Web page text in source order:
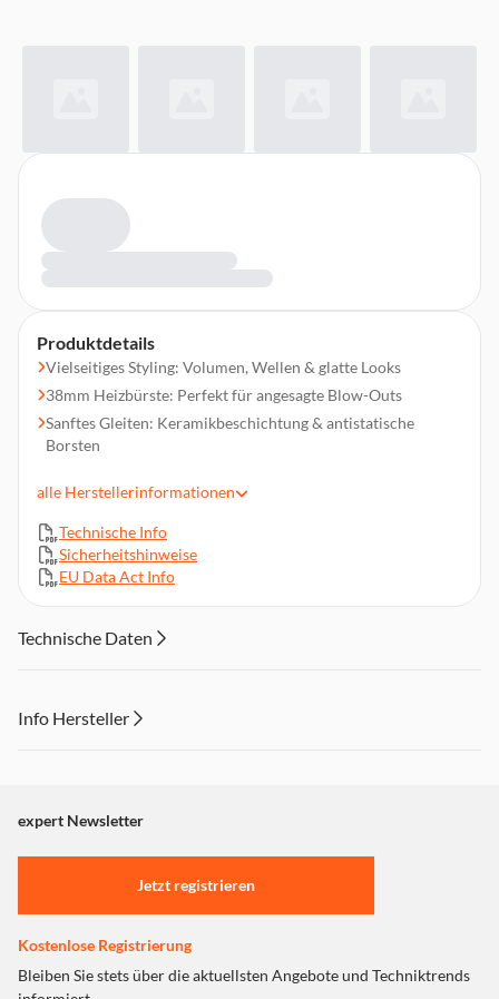
Produktdetails
Vielseitiges Styling: Volumen, Wellen & glatte Looks
38mm Heizbürste: Perfekt für angesagte Blow-Outs
Sanftes Gleiten: Keramikbeschichtung & antistatische
Borsten
Ionen-Technologie: Glattes, glänzendes Haar ohne Frizz
Komfort & Sicherheit: Isolierte Spitze für müheloses Styling
2,5m langes Drehkabel
Abschaltautomatik nach 20 Minuten, Sperrfunktion mit
automatischer Verriegelung nach 2 Sekunden
Digitales Display, Mehrfachspannung
alle Herstellerinformationen
Technische Info
Sicherheitshinweise
EU Data Act Info
Technische Daten
Info Hersteller
"Marketing".
Einstellungen anpassen
expert Newsletter
Jetzt registrieren
Kostenlose Registrierung
Bleiben Sie stets über die aktuellsten Angebote und Techniktrends